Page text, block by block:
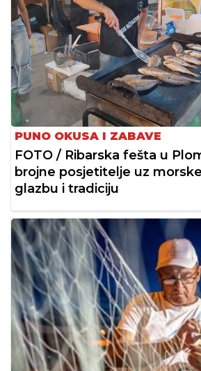
PUNO OKUSA I ZABAVE
FOTO / Ribarska fešta u
brojne posjetitelje uz
glazbu i tradiciju